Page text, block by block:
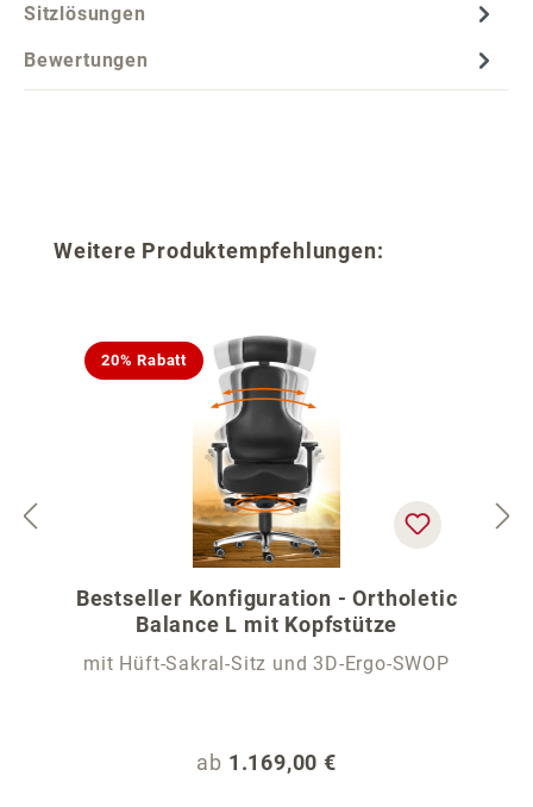
Sitzlösungen
Bewertungen
Produktgalerie überspringen
Weitere Produktempfehlungen:
20% Rabatt
Bestseller Konfiguration - Ortholetic
Balance L mit Kopfstütze
mit Hüft-Sakral-Sitz und 3D-Ergo-SWOP
Regulärer Preis:
ab 1.169,00 €